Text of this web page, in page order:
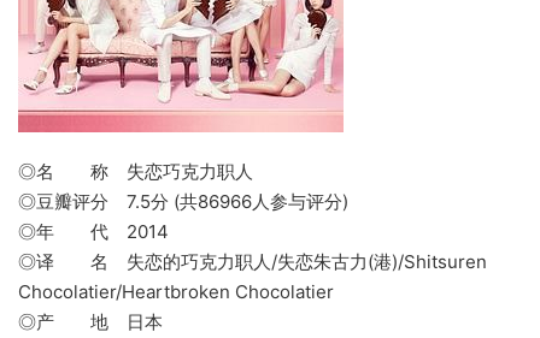
◎名 称 失恋巧克力职人
◎豆瓣评分 7.5分 (共86966人参与评分)
◎年 代 2014
◎译 名 失恋的巧克力职人/失恋朱古力(港)/Shitsuren
Chocolatier/Heartbroken Chocolatier
◎产 地 日本